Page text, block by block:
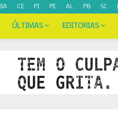
BA CE PI PE AL PB SC
ÚLTIMAS EDITORIAS